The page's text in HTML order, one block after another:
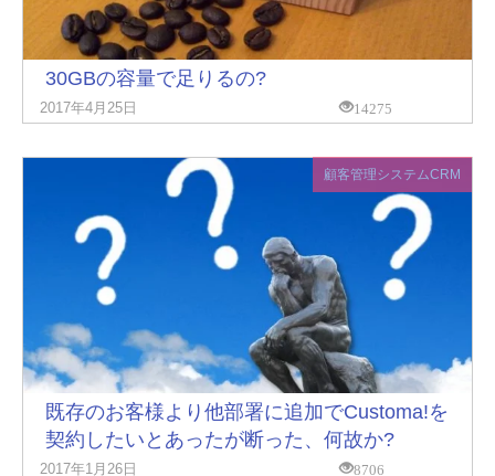
30GBの容量で足りるの?
2017年4月25日 14275
顧客管理システムCRM
既存のお客様より他部署に追加でCustoma!を
契約したいとあったが断った、何故か?
2017年1月26日 8706